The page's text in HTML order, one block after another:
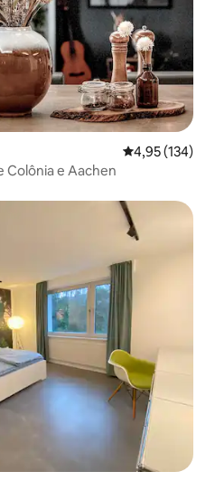
4,95 de uma
4,95 (134)
e Aachen